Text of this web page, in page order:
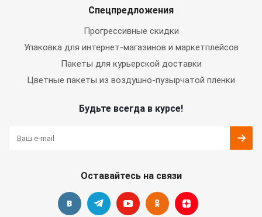
Спецпредложения
Прогрессивные скидки
Упаковка для интернет-магазинов и маркетплейсов
Пакеты для курьерской доставки
Цветные пакеты из воздушно-пузырчатой пленки
Будьте всегда в курсе!
Оставайтесь на связи